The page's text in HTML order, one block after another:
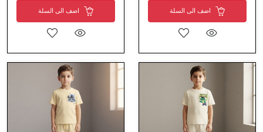
اضف الى السلة اضف الى السلة